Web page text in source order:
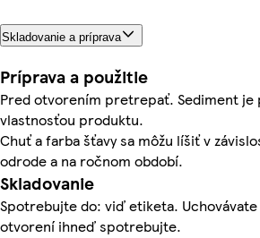
Skladovanie a príprava
Príprava a použitie
Pred otvorením pretrepať. Sediment je
vlastnosťou produktu.
Chuť a farba šťavy sa môžu líšiť v
odrode a na ročnom období.
Skladovanie
Spotrebujte do: viď etiketa.
otvorení ihneď spotrebujte.